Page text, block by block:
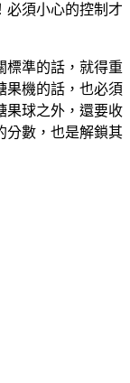
必須小心的控制才
標準的話，就得重
果機的話，也必須
果球之外，還要收
分數，也是解鎖其